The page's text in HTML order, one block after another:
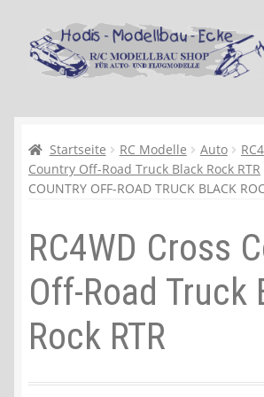
Zur
Navigation
springen
Zum
Inhalt
springen
Kasse
Mein Konto
Recycling, Entsorgung und Umwelt
Shop
Warenkorb
Ablauf einer Bestellung
Startseite RC Modelle Auto
Country Off-Road Truck Black Rock RTR
COUNTRY OFF-ROAD TRUCK BLACK
RC4WD Cross
Off-Road Truck
Rock RTR